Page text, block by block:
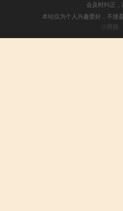
会及时纠正，
本站仅为个人兴趣爱好，不接
小男孩